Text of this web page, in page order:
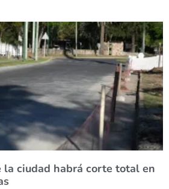
la ciudad habrá corte total en